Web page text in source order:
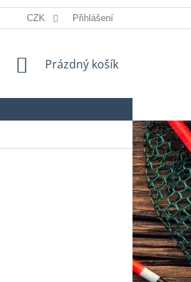
SLOVNÍK POJMŮ
CZK Přihlášení
NÁKUPNÍ
Prázdný košík